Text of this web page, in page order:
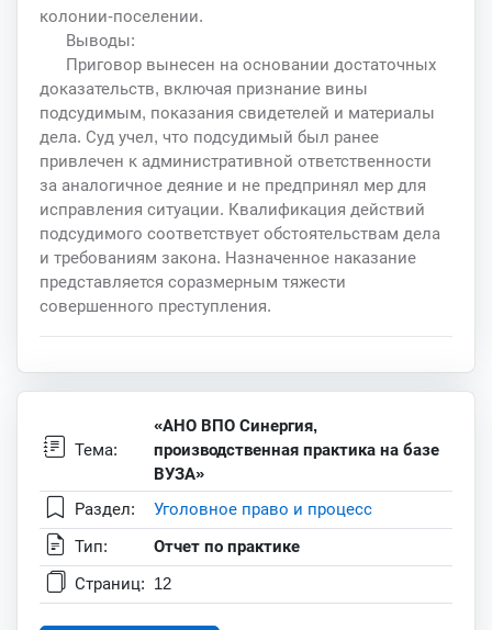
колонии-поселении.
Выводы:
Приговор вынесен на основании достаточных
доказательств, включая признание вины
подсудимым, показания свидетелей и материалы
дела. Суд учел, что подсудимый был ранее
привлечен к административной ответственности
за аналогичное деяние и не предпринял мер для
исправления ситуации. Квалификация действий
подсудимого соответствует обстоятельствам дела
и требованиям закона. Назначенное наказание
представляется соразмерным тяжести
совершенного преступления.
Тема:
«АНО ВПО Синергия,
производственная практика на базе
ВУЗА»
Раздел:
Уголовное право и процесс
Тип:
Отчет по практике
Страниц: 12